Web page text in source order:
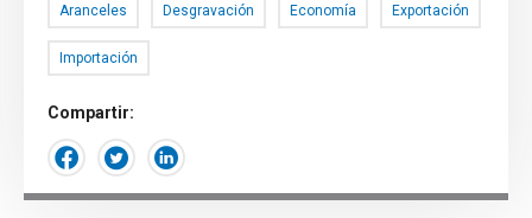
Aranceles Desgravación Economía Exportación
Importación
Compartir: